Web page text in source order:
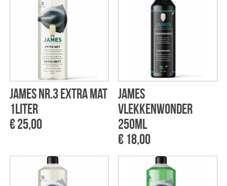
James NR.3 Extra mat
1liter
€ 25,00
James
Vlekkenwonder
250ml
€ 18,00